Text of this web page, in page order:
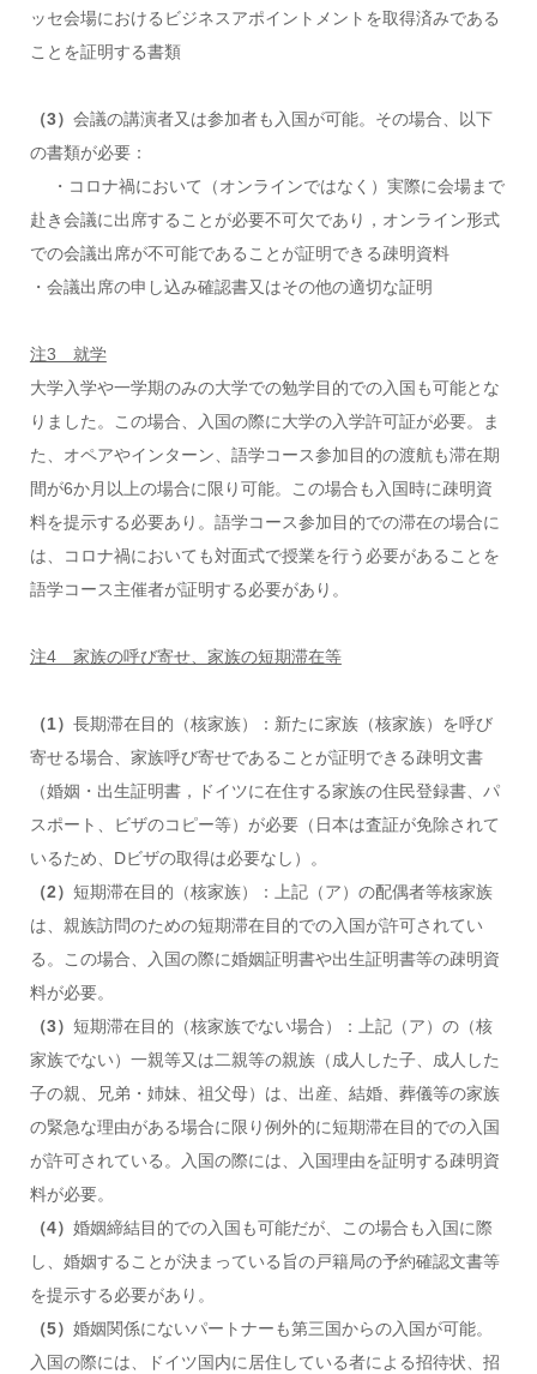
ッセ会場におけるビジネスアポイントメントを取得済みである
ことを証明する書類
（3） 会議の講演者又は参加者も入国が可能。その場合、以下
の書類が必要：
・コロナ禍において（オンラインではなく）実際に会場まで
赴き会議に出席することが必要不可欠であり，オンライン形式
での会議出席が不可能であることが証明できる疎明資料
・会議出席の申し込み確認書又はその他の適切な証明
注3 就学
大学入学や一学期のみの大学での勉学目的での入国も可能とな
りました。この場合、入国の際に大学の入学許可証が必要。ま
た、オペアやインターン、語学コース参加目的の渡航も滞在期
間が6か月以上の場合に限り可能。この場合も入国時に疎明資
料を提示する必要あり。語学コース参加目的での滞在の場合に
は、コロナ禍においても対面式で授業を行う必要があることを
語学コース主催者が証明する必要があり。
注4 家族の呼び寄せ、家族の短期滞在等
（1） 長期滞在目的（核家族）：新たに家族（核家族）を呼び
寄せる場合、家族呼び寄せであることが証明できる疎明文書
（婚姻・出生証明書，ドイツに在住する家族の住民登録書、パ
スポート、ビザのコピー等）が必要（日本は査証が免除されて
いるため、Dビザの取得は必要なし）。
（2） 短期滞在目的（核家族）：上記（ア）の配偶者等核家族
は、親族訪問のための短期滞在目的での入国が許可されてい
る。この場合、入国の際に婚姻証明書や出生証明書等の疎明資
料が必要。
（3） 短期滞在目的（核家族でない場合）：上記（ア）の（核
家族でない）一親等又は二親等の親族（成人した子、成人した
子の親、兄弟・姉妹、祖父母）は、出産、結婚、葬儀等の家族
の緊急な理由がある場合に限り例外的に短期滞在目的での入国
が許可されている。入国の際には、入国理由を証明する疎明資
料が必要。
（4） 婚姻締結目的での入国も可能だが、この場合も入国に際
し、婚姻することが決まっている旨の戸籍局の予約確認文書等
を提示する必要があり。
（5） 婚姻関係にないパートナーも第三国からの入国が可能。
入国の際には、ドイツ国内に居住している者による招待状、招